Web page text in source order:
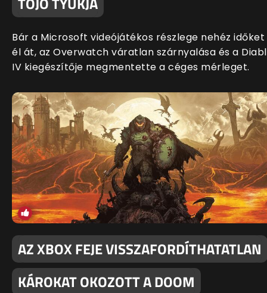
Bár a Microsoft videójátékos részlege nehéz időket
él át, az Overwatch váratlan szárnyalása és a
IV kiegészítője megmentette a céges mérleget.
AZ XBOX FEJE VISSZAFORDÍTHATATLAN
KÁROKAT OKOZOTT A DOOM